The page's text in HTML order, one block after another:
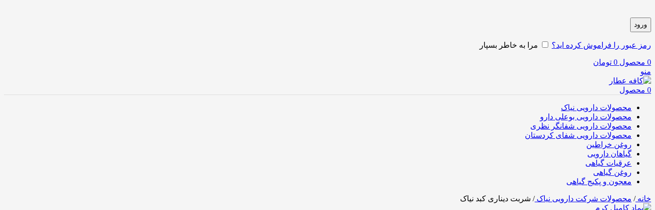
ورود
رمز عبور را فراموش کرده اید؟ مرا به خاطر بسپار
0 محصول 0 تومان
منو
0 محصول
محصولات دارویی نیاک
محصولات دارویی بوعلی دارو
محصولات دارویی شفانگر نظری
محصولات دارویی شفای کردستان
روغن خراطین
گیاهان دارویی
عرقیات گیاهی
روغن گیاهی
معجون و پکیج گیاهی
خانه/ محصولات شرکت دارویی نیاک/ شربت دیناری کبد نیاک